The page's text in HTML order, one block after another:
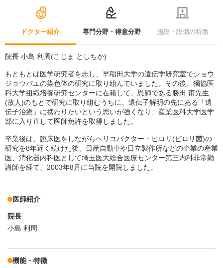
ドクター紹介 専門分野・得意分野 施設・設備の特徴
院長 小島 利周(こじま としちか)
もともとは医学研究者を志し、早稲田大学の遺伝学研究室でショウ
ジョウバエの染色体の研究に取り組んでいました。その後、獨協医
科大学組織培養研究センターに在籍して、恩師である勝田 甫先生
(故人)のもとで研究に取り組むうちに、遺伝子解明の先にある「遺
伝子治療」に携わりたいという思いが強くなり、産業医科大学医学
部に入り直して医師免許を取得しました。
卒業後は、臨床医をしながらヘリコバクター・ピロリ(ピロリ菌)の
研究を8年近く続けた後、日産自動車や日立製作所などの企業の産業
医、消化器内科医として埼玉医大総合医療センター第三内科非常勤
講師を経て、2003年8月に当院を開院しました。
医師紹介
院長
小島 利周
機能・特徴